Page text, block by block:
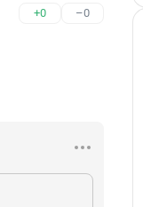
+0 –0